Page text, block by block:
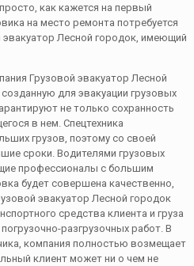
как кажется на первый
на место ремонта потребуется
эвакуатор Лесной городок, имеющий
Грузовой эвакуатор Лесной
для эвакуации грузовых
не только сохранность
в нем. Спецтехника
грузов, поэтому со своей
сроки. Водителями грузовых
профессионалы с большим
будет совершена качественно,
эвакуатор Лесной городок
средства клиента и груза
разгрузочных работ. В
компания полностью возмещает
клиент может ни о чем не